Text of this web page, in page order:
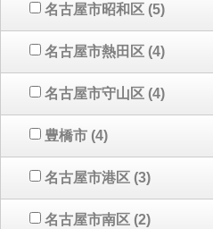
名古屋市昭和区 (5)
名古屋市熱田区 (4)
名古屋市守山区 (4)
豊橋市 (4)
名古屋市港区 (3)
名古屋市南区 (2)